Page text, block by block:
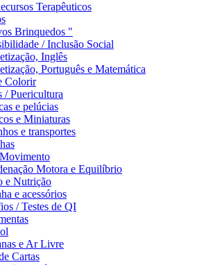
Terapêuticos
Brinquedos "
/ Inclusão Social
Inglês
Português e Matemática
Colorir
/ Puericultura
e pelúcias
e Miniaturas
e transportes
Motora e Equilíbrio
e Nutrição
e acessórios
/ Testes de QI
e Ar Livre
Cartas